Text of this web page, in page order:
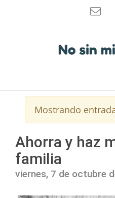
Mostrando
Ahorra y haz
familia
viernes, 7 de octubre